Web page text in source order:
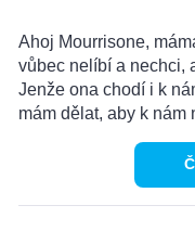
Ahoj Mourrisone,
vůbec nelíbí a nechci,
Jenže ona chodí i k
mám dělat, aby k nám